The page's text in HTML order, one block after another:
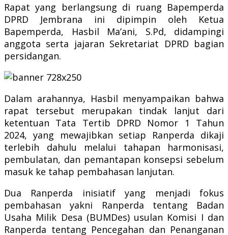
Rapat yang berlangsung di ruang Bapemperda
DPRD Jembrana ini dipimpin oleh Ketua
Bapemperda, Hasbil Ma’ani, S.Pd, didampingi
anggota serta jajaran Sekretariat DPRD bagian
persidangan.
Dalam arahannya, Hasbil menyampaikan bahwa
rapat tersebut merupakan tindak lanjut dari
ketentuan Tata Tertib DPRD Nomor 1 Tahun
2024, yang mewajibkan setiap Ranperda dikaji
terlebih dahulu melalui tahapan harmonisasi,
pembulatan, dan pemantapan konsepsi sebelum
masuk ke tahap pembahasan lanjutan.
Dua Ranperda inisiatif yang menjadi fokus
pembahasan yakni Ranperda tentang Badan
Usaha Milik Desa (BUMDes) usulan Komisi I dan
Ranperda tentang Pencegahan dan Penanganan